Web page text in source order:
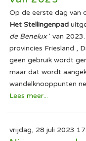
Op de eerste dag van
Het Stellingenpad
de Benelux' van
provincies Friesland ,
geen gebruik wordt
maar dat wordt
wandelknooppunten
Lees meer...
vrijdag, 28 juli 2023